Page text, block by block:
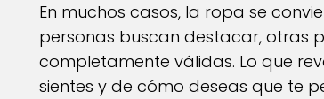
En muchos casos, la ropa se
personas buscan destacar, otras
completamente válidas. Lo que
sientes y de cómo deseas que te